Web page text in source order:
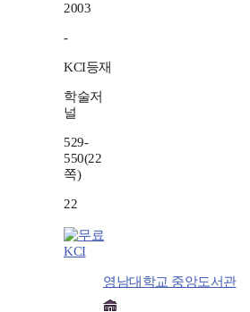
2003
-
KCI등재
학술저
널
529-
550(22
쪽)
22
KCI
영남대학교 중앙도서관